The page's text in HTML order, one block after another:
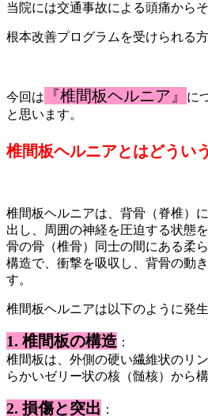
当院には交通事故による頭痛から
根本改善プログラムを受けられる
今回は 『椎間板ヘルニア』
に
と思います。
椎間板ヘルニアとはどうい
椎間板ヘルニアは、背骨（脊椎）
出し、周囲の神経を圧迫する状態
骨の骨（椎骨）同士の間にある柔
構造で、衝撃を吸収し、背骨の動
す。
椎間板ヘルニアは以下のように発生
1. 椎間板の構造 ：
椎間板は、外側の硬い繊維状のリ
らかいゼリー状の核（髄核）から
2. 損傷と突出 ：